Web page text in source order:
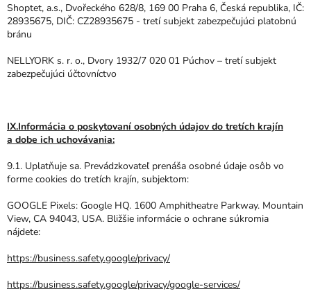
Shoptet, a.s., Dvořeckého 628/8, 169 00 Praha 6, Česká republika, IČ:
28935675, DIČ: CZ28935675 - tretí subjekt zabezpečujúci platobnú
bránu
NELLYORK s. r. o., Dvory 1932/7 020 01 Púchov – tretí subjekt
zabezpečujúci účtovníctvo
IX.Informácia o poskytovaní osobných údajov do tretích krajín
a dobe ich uchovávania:
9.1. Uplatňuje sa. Prevádzkovateľ prenáša osobné údaje osôb vo
forme cookies do tretích krajín, subjektom:
GOOGLE Pixels: Google HQ. 1600 Amphitheatre Parkway. Mountain
View, CA 94043, USA. Bližšie informácie o ochrane súkromia
nájdete:
https://business.safety.google/privacy/
https://business.safety.google/privacy/google-services/